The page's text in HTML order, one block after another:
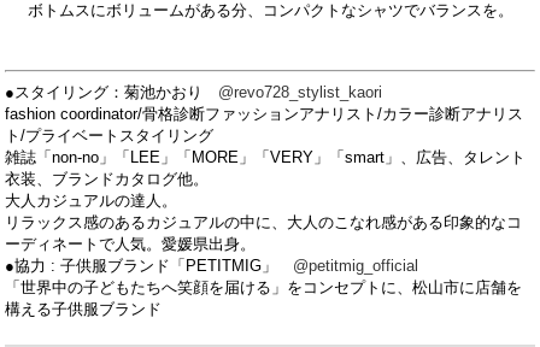
ボトムスにボリュームがある分、コンパクトなシャツでバランスを。
●スタイリング：菊池かおり @revo728_stylist_kaori
fashion coordinator/骨格診断ファッションアナリスト/カラー診断アナリス
ト/プライベートスタイリング
雑誌「non-no」「LEE」「MORE」「VERY」「smart」、広告、タレント
衣装、ブランドカタログ他。
大人カジュアルの達人。
リラックス感のあるカジュアルの中に、大人のこなれ感がある印象的なコ
ーディネートで人気。愛媛県出身。
●協力 : 子供服ブランド「PETITMIG」⁡⁡ @petitmig_official
「世界中の子どもたちへ笑顔を届ける」をコンセプトに、松山市に店舗を
構える子供服ブランド